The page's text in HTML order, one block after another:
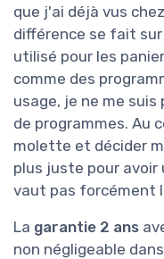
que j'ai déjà vus
différence se fait
utilisé pour les
comme des
usage, je ne me
de programmes. Au
molette et décider
plus juste pour avoir
vaut pas forcément
La garantie 2 ans
non négligeable